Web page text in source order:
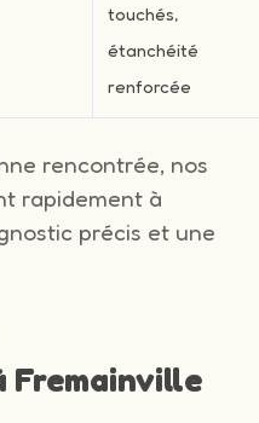
touchés,
étanchéité
renforcée
rencontrée, nos
rapidement à
précis et une
Fremainville